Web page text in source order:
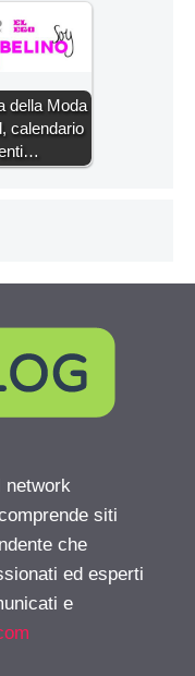
della Moda
calendario
network
siti
che
ed esperti
e